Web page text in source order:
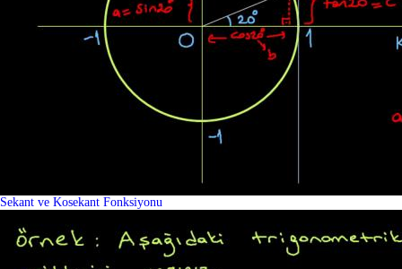
Sekant ve Kosekant Fonksiyonu